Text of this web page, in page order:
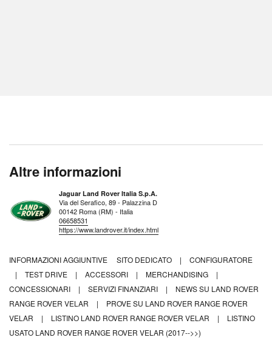
Altre informazioni
Jaguar Land Rover Italia S.p.A.
Via del Serafico, 89 - Palazzina D
00142 Roma (RM) - Italia
06658531
https://www.landrover.it/index.html
INFORMAZIONI AGGIUNTIVE SITO DEDICATO |
CONFIGURATORE
|
TEST DRIVE | ACCESSORI | MERCHANDISING
|
CONCESSIONARI
| SERVIZI FINANZIARI |
NEWS SU LAND ROVER
RANGE ROVER VELAR
|
PROVE SU LAND ROVER RANGE ROVER
VELAR
| LISTINO LAND ROVER RANGE ROVER VELAR |
LISTINO
USATO LAND ROVER RANGE ROVER VELAR (2017-->>)